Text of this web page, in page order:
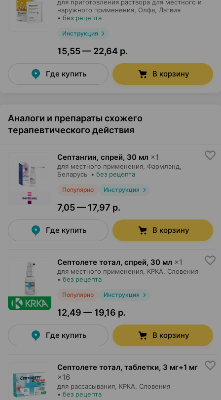
для приготовления раствора для местного и
наружного применения, Олфа , Латвия
• без рецепта
Инструкция
15,55 — 22,64 р.
Где купить В корзину
Аналоги и препараты схожего
терапевтического действия
Септангин, спрей, 30 мл ×1
для местного применения, Фармлэнд
Беларусь • без рецепта
Популярно Инструкция
7,05 — 17,97 р.
Где купить В корзину
Септолете тотал, спрей, 30 мл ×1
для местного применения, КРКА , Словения
• без рецепта
Популярно Инструкция
12,49 — 19,16 р.
Где купить В корзину
Септолете тотал, таблетки, 3 мг+1 мг
×16
для рассасывания, КРКА , Словения
• без рецепта